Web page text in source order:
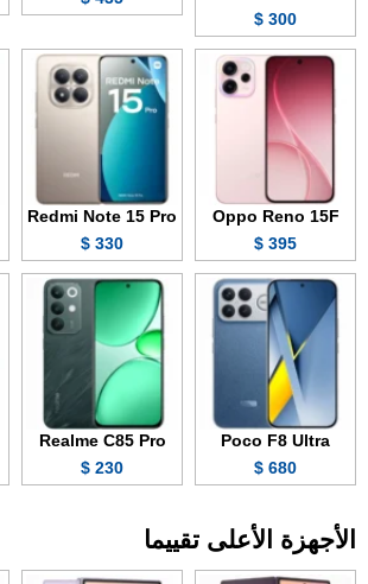
300 $
Oppo Reno 15F
395 $
Redmi Note 15 Pro
330 $
Poco F8 Ultra
680 $
Realme C85 Pro
230 $
الأجهزة الأعلى تقييما